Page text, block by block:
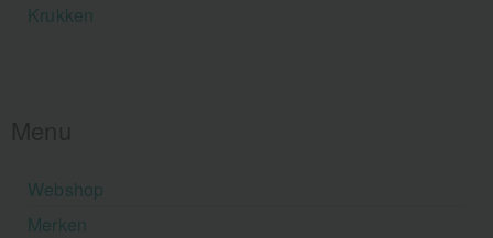
Krukken
Webshop
Merken